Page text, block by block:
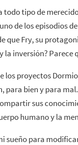
todo tipo de
de los episodios
que Fry, su
la inversión?
los proyectos
bien y para
sus
humano y la
sueño para